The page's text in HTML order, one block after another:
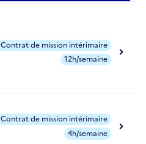
Contrat de mission intérimaire
12h/semaine
Contrat de mission intérimaire
4h/semaine